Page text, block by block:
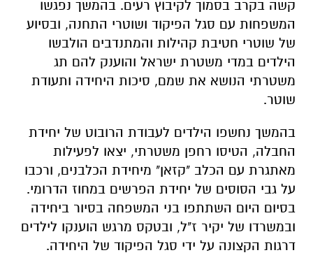
קשה בקרב בסמוך לקיבוץ רעים. בהמשך נפגשו
המשפחות עם סגל הפיקוד ושוטרי התחנה, ובסיוע
של שוטרי חטיבת קהילות והמתנדבים הולבשו
הילדים במדי משטרת ישראל והוענק להם תג
משטרתי הנושא את שמם, סיכות היחידה ותעודת
שוטר.
בהמשך נחשפו הילדים לעבודת הרובוט של יחידת
החבלה, הטיסו רחפן משטרתי, יצאו לפעילות
מאתגרת עם הכלב "קזאן" מיחידת הכלבנים, ורכבו
על גבי הסוסים של יחידת הפרשים במחוז הדרומי.
בסיום היום השתתפו בני המשפחה בסיור ביחידה
ובמשרדו של יקיר ז"ל, ובטקס מרגש הוענקו לילדים
דרגות הקצונה על ידי סגל הפיקוד של היחידה.